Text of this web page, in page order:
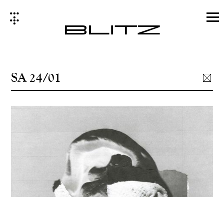
SA 24/01